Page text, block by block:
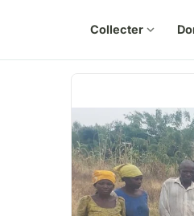
Collecter expand_more